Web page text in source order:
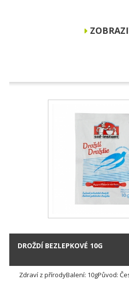
DROŽDÍ BEZLEPKOVÉ 10G
Zdraví z přírodyBalení: 10gPůvod: